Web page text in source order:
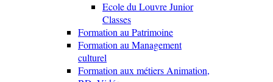
Ecole du Louvre Junior
Classes
Formation au Patrimoine
Formation au Management
culturel
Formation aux métiers Animation,